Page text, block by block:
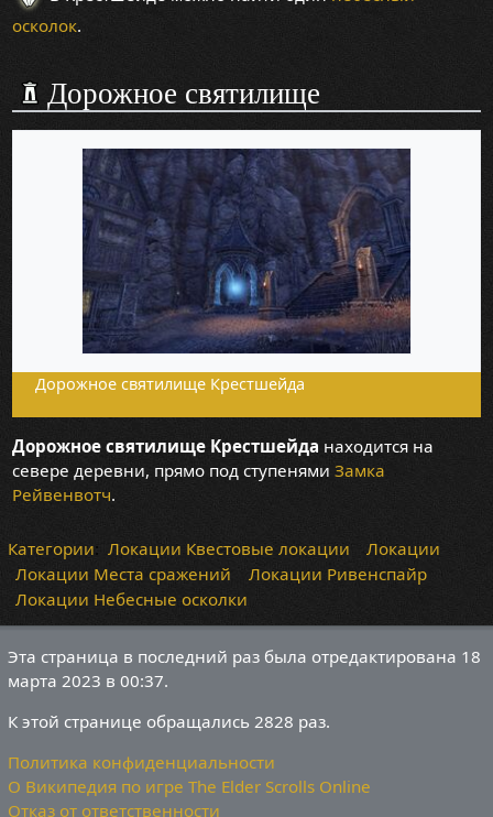
осколок.
Дорожное святилище
Дорожное святилище Крестшейда
Дорожное святилище Крестшейда находится на
севере деревни, прямо под ступенями Замка
Рейвенвотч.
Категории: Локации Квестовые локации
Локации
Локации Места сражений
Локации Ривенспайр
Локации Небесные осколки
Эта страница в последний раз была отредактирована 18
марта 2023 в 00:37.
К этой странице обращались 2828 раз.
Политика конфиденциальности
О Википедия по игре The Elder Scrolls Online
Отказ от ответственности